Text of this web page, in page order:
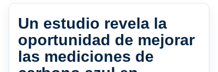
Un estudio revela la
oportunidad de mejorar
las mediciones de